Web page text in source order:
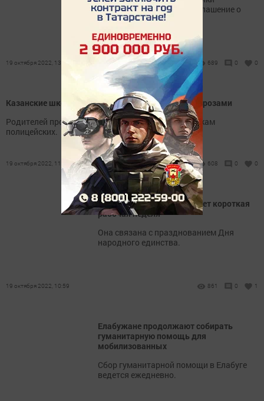
Татарстан» заключили соглашение о
сотрудничестве.
19 октября 2022, 13:47 689 0 0
Казанские школы вновь получили сообщения с угрозами
Родителей просят отнестись с понимаем к проверкам
полицейских.
19 октября 2022, 11:18 608 0 0
В ноябре татарстанцев ждет короткая
рабочая неделя
Она связана с празднованием Дня
народного единства.
19 октября 2022, 10:59 861 0 1
Елабужане продолжают собирать
гуманитарную помощь для
мобилизованных
Сбор гуманитарной помощи в Елабуге
ведется ежедневно.